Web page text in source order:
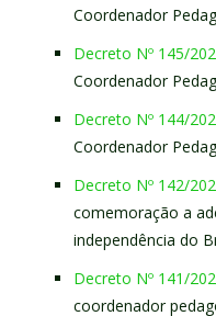
Coordenador
Decreto Nº 145/
Coordenador
Decreto Nº 144/
Coordenador
Decreto Nº 142/
comemoração a
independência do
Decreto Nº 141/
coordenador